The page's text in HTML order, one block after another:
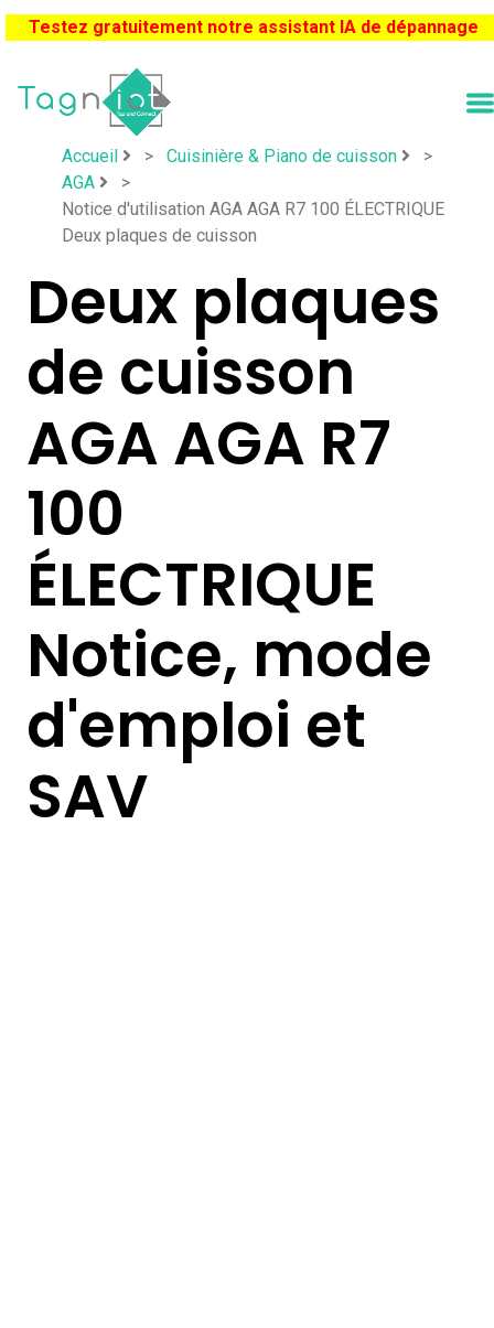
Testez gratuitement notre assistant IA de dépannage
Accueil > Cuisinière & Piano de cuisson
>
AGA
>
Notice d'utilisation AGA AGA R7 100 ​ÉLECTRIQUE ​
Deux plaques de cuisson
​Deux plaques
de cuisson
AGA AGA R7
100 ​
ÉLECTRIQUE
Notice, mode
d'emploi et
SAV